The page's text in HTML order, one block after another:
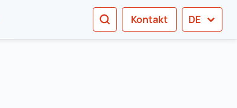
SUCHEN
Kontakt DE